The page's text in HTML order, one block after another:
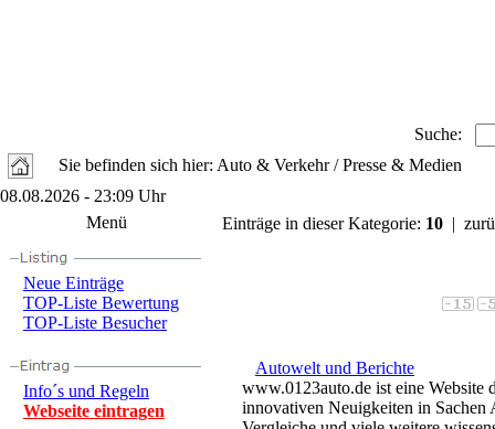
Suche:
Sie befinden sich hier: Auto & Verkehr / Presse & Medien
08.08.2026 - 23:09 Uhr
Menü
Neue Einträge
TOP-Liste Bewertung
TOP-Liste Besucher
Info´s und Regeln
Webseite eintragen
Einträge in dieser Kategorie: 10 |
Autowelt und Berichte
www.0123auto.de ist eine Website
innovativen Neuigkeiten in Sachen